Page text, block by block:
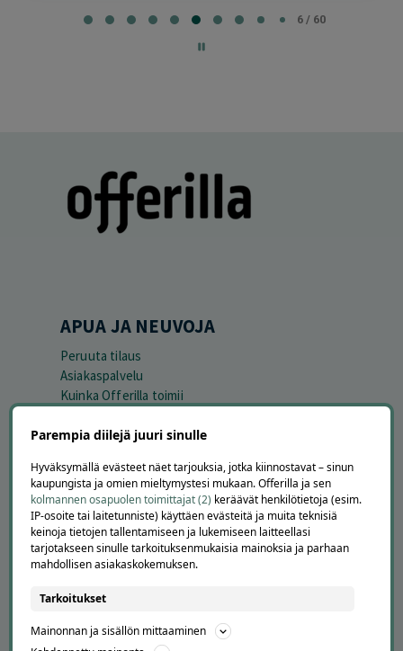
6 / 60
APUA JA NEUVOJA
Peruuta tilaus
Asiakaspalvelu
Kuinka Offerilla toimii
Suosittele Offerillaa
TUTUSTU MEIHIN
Tietoa meistä
Ajankohtaista
Tilaa uutiskirje
Avoimet työpaikat
YRITYKSILLE
Parempia diilejä juuri sinulle
Hyväksymällä evästeet näet tarjouksia, jotka kiinnostavat – sinun
kaupungista ja omien mieltymystesi mukaan. Offerilla ja sen
kolmannen osapuolen toimittajat (2) keräävät henkilötietoja (esim.
IP-osoite tai laitetunniste) käyttäen evästeitä ja muita teknisiä
keinoja tietojen tallentamiseen ja lukemiseen laitteellasi
tarjotakseen sinulle tarkoituksenmukaisia mainoksia ja parhaan
mahdollisen asiakaskokemuksen.
Tarkoitukset
Mainonnan ja sisällön mittaaminen